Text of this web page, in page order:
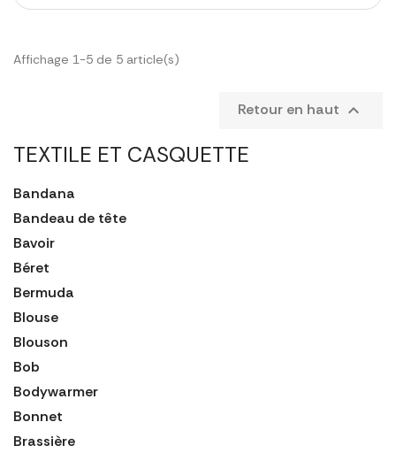
TEXTILE ET CASQUETTE
Bandana
Bandeau de tête
Bavoir
Béret
Bermuda
Blouse
Blouson
Bob
Bodywarmer
Bonnet
Brassière
Affichage 1-5 de 5 article(s)
Retour en haut 